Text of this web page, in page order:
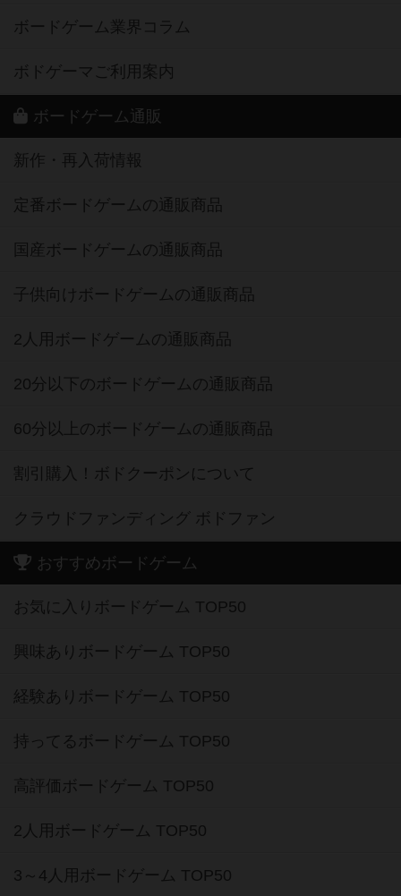
ボードゲーム業界コラム
ボドゲーマご利用案内
ボードゲーム通販
新作・再入荷情報
定番ボードゲームの通販商品
国産ボードゲームの通販商品
子供向けボードゲームの通販商品
2人用ボードゲームの通販商品
20分以下のボードゲームの通販商品
60分以上のボードゲームの通販商品
割引購入！ボドクーポンについて
クラウドファンディング ボドファン
おすすめボードゲーム
お気に入りボードゲーム TOP50
興味ありボードゲーム TOP50
経験ありボードゲーム TOP50
持ってるボードゲーム TOP50
高評価ボードゲーム TOP50
2人用ボードゲーム TOP50
3～4人用ボードゲーム TOP50